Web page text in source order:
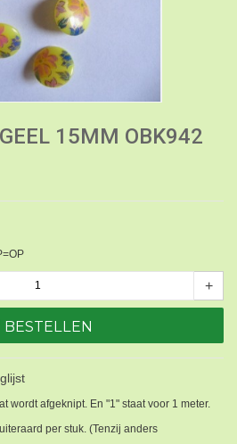
15MM OBK942
+
BESTELLEN
wordt afgeknipt. En "1" staat voor 1 meter.
per stuk. (Tenzij anders